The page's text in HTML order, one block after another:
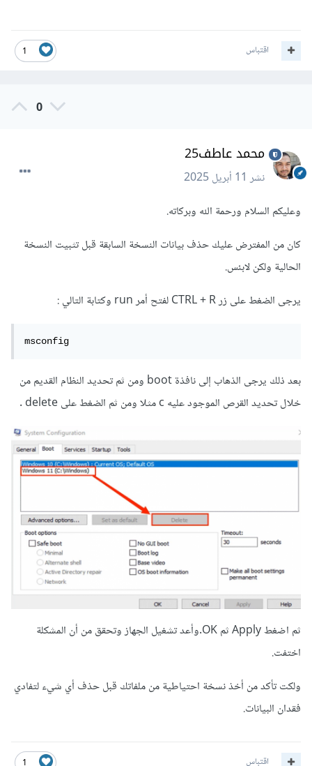
1 اقتباس
0
محمد عاطف25
نشر11 أبريل 2025
وعليكم السلام ورحمة الله وبركاته.
كان من المفترض عليك حذف بيانات النسخة السابقة قبل تثبيت النسخة
الحالية ولكن لابئس.
يرجى الضغط على زر CTRL + R لفتح أمر run وكتابة التالي
msconfig
بعد ذلك يرجى الذهاب إلى نافذة boot ومن ثم تحديد النظام القديم من
خلال تحديد القرص الموجود عليه c مثلا ومن ثم الضغط على delete .
ثم اضغط Apply ثم OK.وأعد تشغيل الجهاز وتحقق من أن المشكلة
اختفت.
ولكت تأكد من أخذ نسخة احتياطية من ملفاتك قبل حذف أي شيء لتفادي
فقدان البيانات.
اقتباس